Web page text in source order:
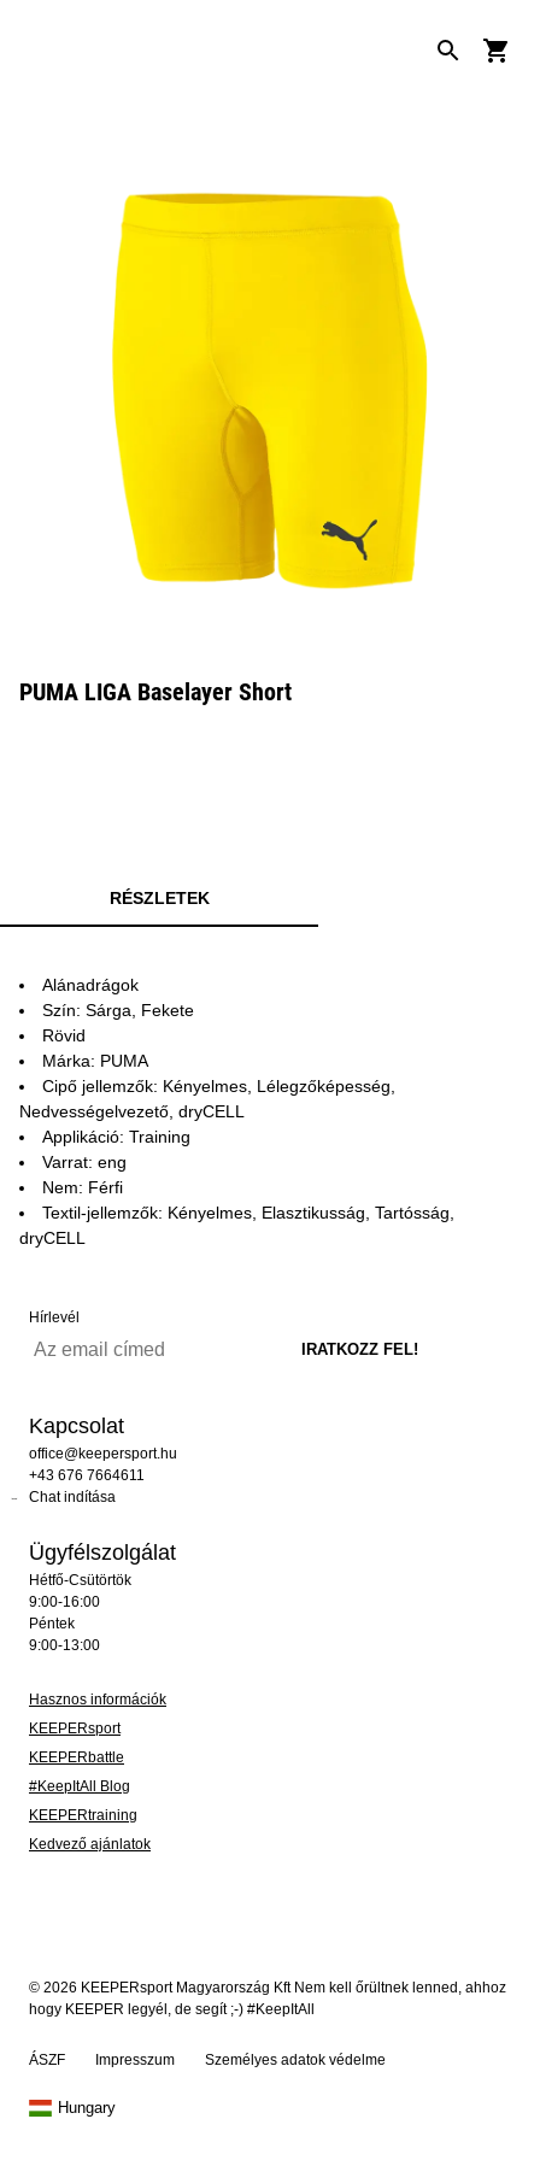
PUMA LIGA Baselayer Short
RÉSZLETEK
Alánadrágok
Szín: Sárga, Fekete
Rövid
Márka: PUMA
Cipő jellemzők: Kényelmes, Lélegzőképesség,
Nedvességelvezető, dryCELL
Applikáció: Training
Varrat: eng
Nem: Férfi
Textil-jellemzők: Kényelmes, Elasztikusság, Tartósság,
dryCELL
Hírlevél
Kapcsolat
office@keepersport.hu
+43 676 7664611
Chat indítása
Ügyfélszolgálat
Hétfő-Csütörtök
9:00-16:00
Péntek
9:00-13:00
Hasznos információk
KEEPERsport
KEEPERbattle
#KeepItAll Blog
KEEPERtraining
Kedvező ajánlatok
© 2026 KEEPERsport Magyarország Kft Nem kell őrültnek lenned, ahhoz
hogy KEEPER legyél, de segít ;-) #KeepItAll
ÁSZF Impresszum Személyes adatok védelme
Hungary